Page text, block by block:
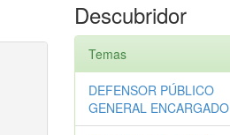
Descubridor
Temas
DEFENSOR PÚBLICO
GENERAL ENCARGADO